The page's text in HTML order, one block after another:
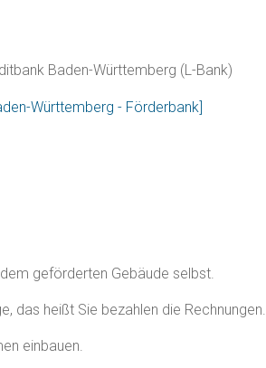
Baden-Württemberg (L-Bank)
Württemberg - Förderbank]
geförderten Gebäude selbst.
das heißt Sie bezahlen die Rechnungen.
einbauen.